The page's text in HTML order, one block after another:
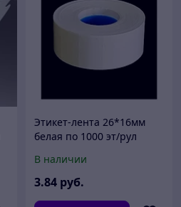
Этикет-лента 26*16мм
белая по 1000 эт/рул
В наличии
3.84 руб.